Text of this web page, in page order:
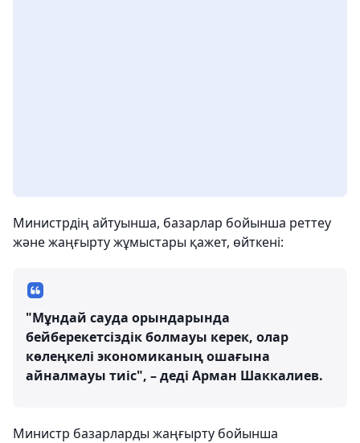
Министрдің айтуынша, базарлар бойынша реттеу
және жаңғырту жұмыстары қажет, өйткені:
"Мұндай сауда орындарында
бейберекетсіздік болмауы керек, олар
көлеңкелі экономиканың ошағына
айналмауы тиіс", – деді Арман Шаккалиев.
Министр базарларды жаңғырту бойынша